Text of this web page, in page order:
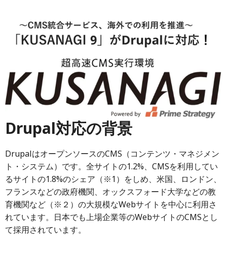
Drupal対応の背景
DrupalはオープンソースのCMS（コンテンツ・マネジメン
ト・システム）です。全サイトの1.2%、CMSを利用してい
るサイトの1.8%のシェア（※1）をしめ、米国、ロンドン、
フランスなどの政府機関、オックスフォード大学などの教
育機関など（※２）の大規模なWebサイトを中心に利用さ
れています。日本でも上場企業等のWebサイトのCMSとし
て採用されています。